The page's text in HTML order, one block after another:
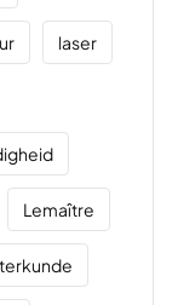
laser
Lemaître